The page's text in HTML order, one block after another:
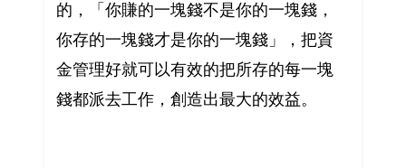
的，「你賺的一塊錢不是你的一塊錢，
你存的一塊錢才是你的一塊錢」，把資
金管理好就可以有效的把所存的每一塊
錢都派去工作，創造出最大的效益。